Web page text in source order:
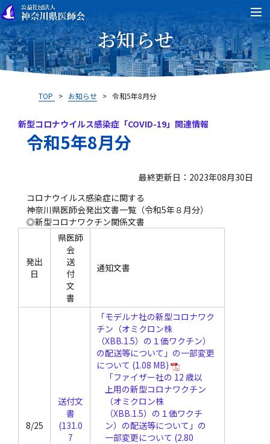
お知らせ
TOP > お知らせ >令和5年8月分
新型コロナウイルス感染症「COVID-19」関連情報
令和5年8月分
最終更新日：2023年08月30日
コロナウイルス感染症に関する
神奈川県医師会発出文書一覧（令和5年８月分）
◎新型コロナワクチン関係文書
発出
日
県医師
会
送
付
文
書
通知文書
8/25
送付文
書
「モデルナ社の新型コロナワク
チン（オミクロン株
（XBB.1.5）の１価ワクチン）
の配送等について」の一部変更
について
「ファイザー社の 12 歳以
上用の新型コロナワクチン
（オミクロン株
（XBB.1.5）の１価ワクチ
ン）の配送等について」の
一部変更について